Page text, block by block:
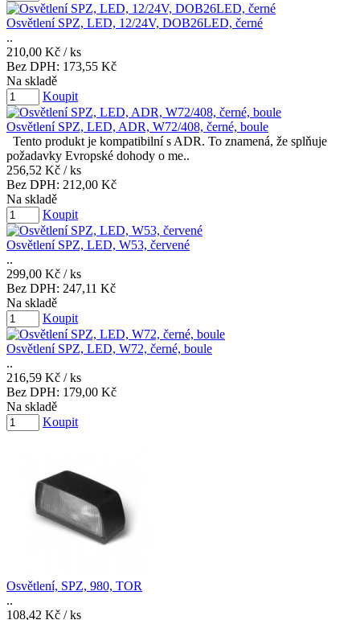
Osvětlení SPZ, LED, 12/24V, DOB26LED, černé
..
210,00 Kč / ks
Bez DPH: 173,55 Kč
Na skladě
Koupit
Osvětlení SPZ, LED, ADR, W72/408, černé, boule
Tento produkt je kompatibilní s ADR. To znamená, že splňuje
požadavky Evropské dohody o me..
256,52 Kč / ks
Bez DPH: 212,00 Kč
Na skladě
Koupit
Osvětlení SPZ, LED, W53, červené
..
299,00 Kč / ks
Bez DPH: 247,11 Kč
Na skladě
Koupit
Osvětlení SPZ, LED, W72, černé, boule
..
216,59 Kč / ks
Bez DPH: 179,00 Kč
Na skladě
Koupit
Osvětlení, SPZ, 980, TOR
..
108,42 Kč / ks